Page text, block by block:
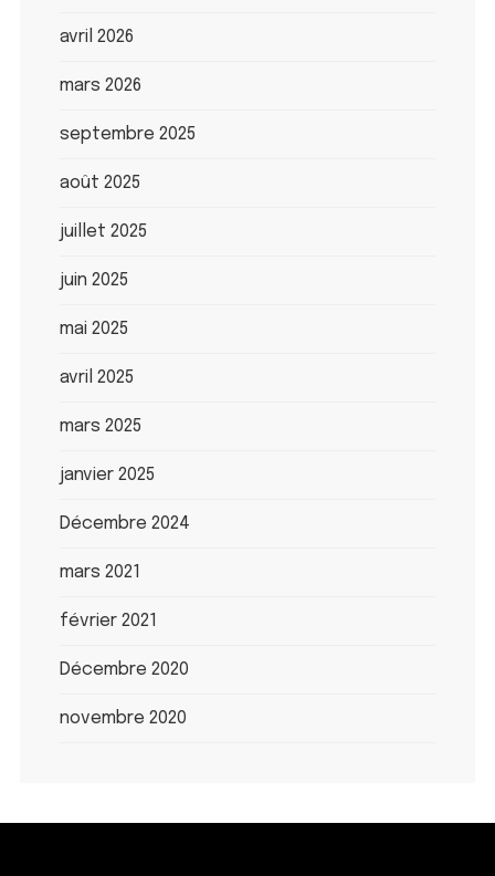
avril 2026
mars 2026
septembre 2025
août 2025
juillet 2025
juin 2025
mai 2025
avril 2025
mars 2025
janvier 2025
Décembre 2024
mars 2021
février 2021
Décembre 2020
novembre 2020